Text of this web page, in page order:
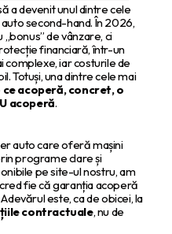
a devenit unul dintre cele
second-hand. În 2026,
de vânzare, ci
financiară, într-un
complexe, iar costurile de
Totuși, una dintre cele mai
ce acoperă, concret, o
acoperă.
auto care oferă mașini
programe clare și
pe site-ul nostru, am
fie că garanția acoperă
este, ca de obicei, la
contractuale, nu de